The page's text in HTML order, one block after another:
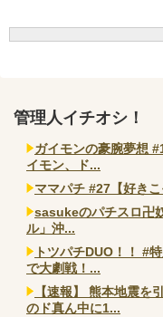
管理人イチオシ！
ガイモンの豪腕夢想
イモン、ド...
ママパチ #27【好き
sasukeのパチスロ卍
ル」沖...
トツパチDUO！！ #
で大劇戦！...
【速報】 熊本地震を
のド真ん中に1...